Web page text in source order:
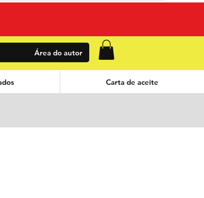
Área do autor
Carta de aceite